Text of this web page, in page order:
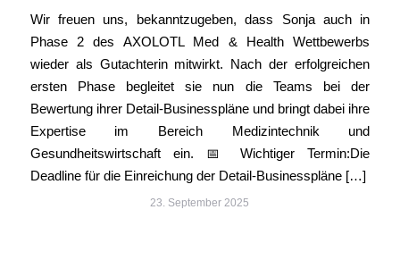
Wir freuen uns, bekanntzugeben, dass Sonja auch in
Phase 2 des AXOLOTL Med & Health Wettbewerbs
wieder als Gutachterin mitwirkt. Nach der erfolgreichen
ersten Phase begleitet sie nun die Teams bei der
Bewertung ihrer Detail-Businesspläne und bringt dabei ihre
Expertise im Bereich Medizintechnik und
Gesundheitswirtschaft ein. 📅 Wichtiger Termin:Die
Deadline für die Einreichung der Detail-Businesspläne […]
23. September 2025